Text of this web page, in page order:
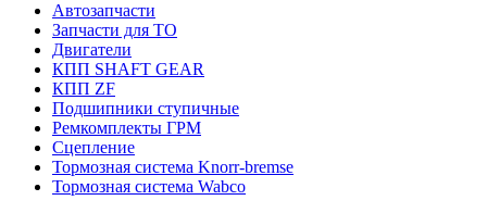
Автозапчасти
Запчасти для ТО
Двигатели
КПП SHAFT GEAR
КПП ZF
Подшипники ступичные
Ремкомплекты ГРМ
Сцепление
Тормозная система Knorr-bremse
Тормозная система Wabco